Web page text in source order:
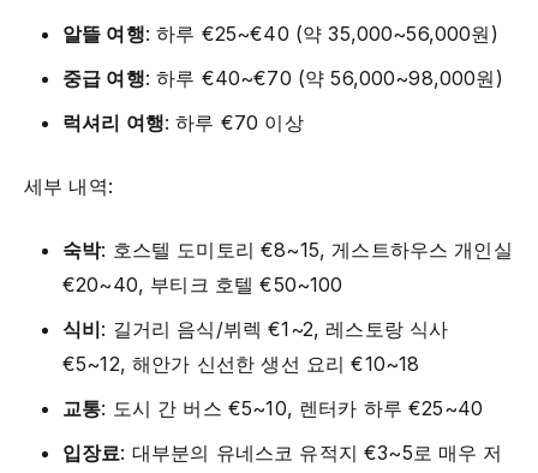
알뜰 여행: 하루 €25~€40 (약 35,000~56,000원)
중급 여행: 하루 €40~€70 (약 56,000~98,000원)
럭셔리 여행: 하루 €70 이상
세부 내역:
숙박: 호스텔 도미토리 €8~15, 게스트하우스 개인실
€20~40, 부티크 호텔 €50~100
식비: 길거리 음식/뷔렉 €1~2, 레스토랑 식사
€5~12, 해안가 신선한 생선 요리 €10~18
교통: 도시 간 버스 €5~10, 렌터카 하루 €25~40
입장료: 대부분의 유네스코 유적지 €3~5로 매우 저